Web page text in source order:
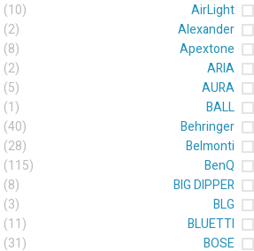
AirLight
(10)
Alexander
(2)
Apextone
(8)
ARIA
(2)
AURA
(5)
BALL
(1)
Behringer
(40)
Belmonti
(28)
BenQ
(115)
BIG DIPPER
(8)
BLG
(3)
BLUETTI
(11)
BOSE
(31)